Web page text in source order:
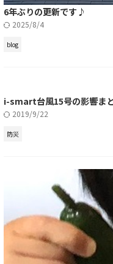
6年ぶりの更新です♪
2025/8/4
blog
i-smart台風15号の影響ま
2019/9/22
防災